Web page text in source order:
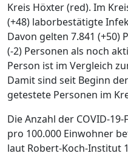
Kreis Höxter (red). Im
(+48) laborbestätigte
Davon gelten 7.841 (+50)
(-2) Personen als noch
Person ist im Vergleich
Damit sind seit Beginn
getestete Personen im
Die Anzahl der COVID-
pro 100.000 Einwohner
laut Robert-Koch-Institut